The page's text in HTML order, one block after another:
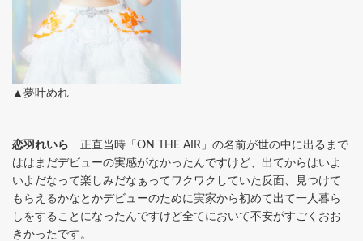
▲夢叶めれ
恋羽れいら 正直当時「ON THE AIR」の名前が世の中に出るまで
ははまだデビューの実感がなかったんですけど、出てからはいよ
いよだなって楽しみだなぁってワクワクしていた反面、見つけて
もらえるかなとかデビューのために実家から初めて出て一人暮ら
しをすることになったんですけど全てにおいて不安がすごくおお
きかったです。